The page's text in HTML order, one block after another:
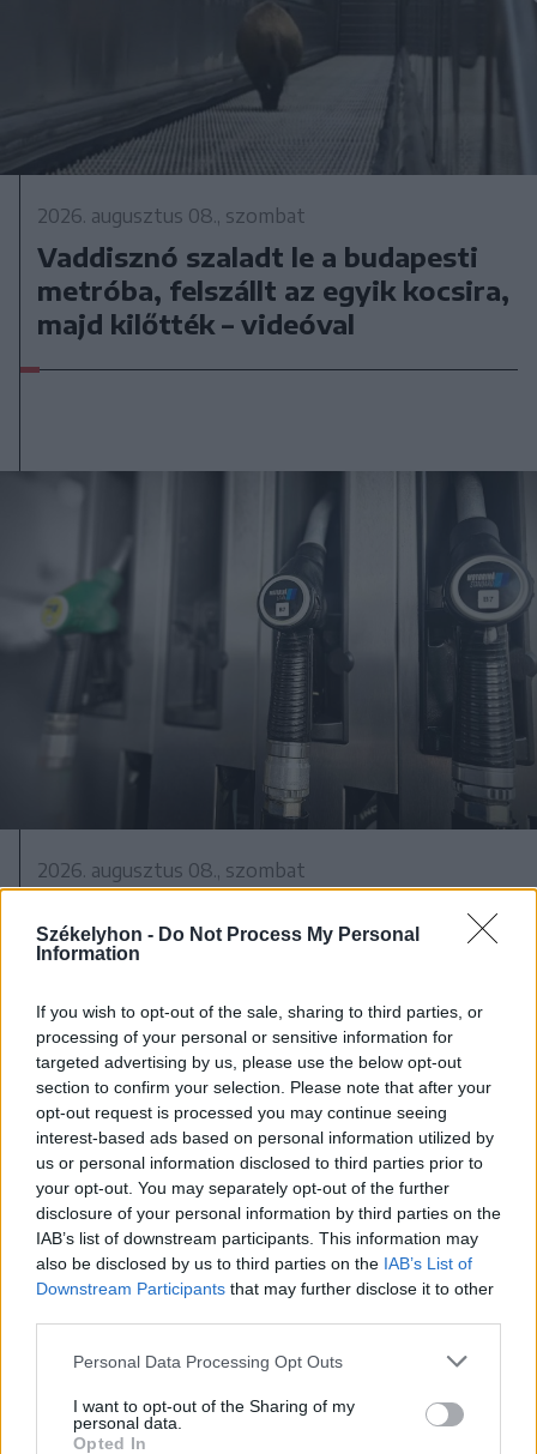
Székelyhon - Do Not Process My Personal
Information
If you wish to opt-out of the sale, sharing to third parties, or
processing of your personal or sensitive information for
targeted advertising by us, please use the below opt-out
section to confirm your selection. Please note that after your
opt-out request is processed you may continue seeing
interest-based ads based on personal information utilized by
us or personal information disclosed to third parties prior to
your opt-out. You may separately opt-out of the further
disclosure of your personal information by third parties on the
IAB’s list of downstream participants. This information may
also be disclosed by us to third parties on the IAB’s List of
Downstream Participants that may further disclose it to other
Personal Data Processing Opt Outs
I want to opt-out of the Sharing of my
personal data.
Opted In
2026. augusztus 08., szombat
Vaddisznó szaladt le a budapesti
metróba, felszállt az egyik kocsira,
majd kilőtték – videóval
2026. augusztus 08., szombat
Hétvégén is folytatódik a gázolaj
árának csökkenése